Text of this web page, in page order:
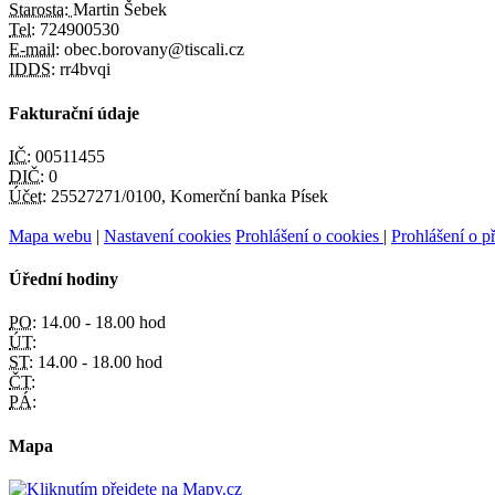
Starosta: Martin Šebek
Tel: 724900530
E-mail: obec.borovany@tiscali.cz
IDDS: rr4bvqi
Fakturační údaje
IČ: 00511455
DIČ: 0
Účet: 25527271/0100, Komerční banka Písek
Mapa webu | Nastavení cookies Prohlášení o cookies | Prohlášení o
Úřední hodiny
PO: 14.00 - 18.00 hod
ÚT:
ST: 14.00 - 18.00 hod
ČT:
PÁ:
Mapa